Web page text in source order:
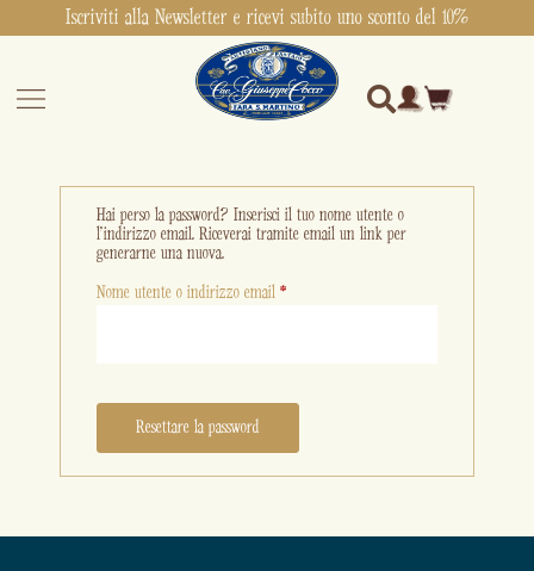
Iscriviti alla Newsletter e ricevi subito uno sconto del 10%
Hai perso la password? Inserisci il tuo nome utente o
l'indirizzo email. Riceverai tramite email un link per
generarne una nuova.
Nome utente o indirizzo email *
Resettare la password